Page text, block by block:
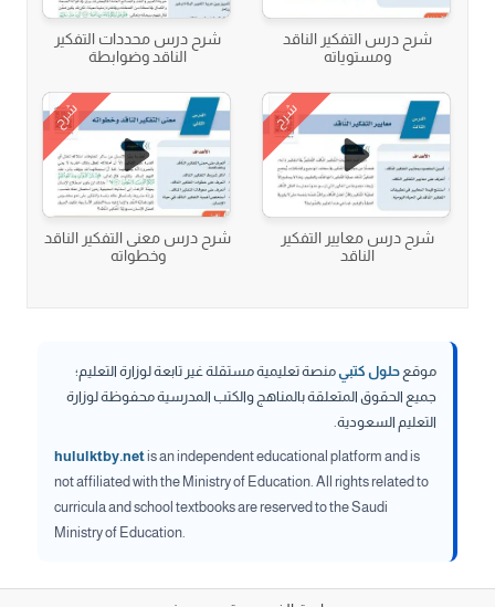
شرح درس التفكير الناقد
ومستوياته
شرح درس محددات التفكير
الناقد وضوابطة
شرح
شرح درس معايير التفكير
الناقد
شرح
شرح درس معنى التفكير الناقد
وخطواته
موقع حلول كتبيمنصة تعليمية مستقلة غير تابعة لوزارة التعليم؛
جميع الحقوق المتعلقة بالمناهج والكتب المدرسية محفوظة لوزارة
التعليم السعودية.
hululktby.netis an independent educational platform and is
not affiliated with the Ministry of Education. All rights related to
curricula and school textbooks are reserved to the Saudi
Ministry of Education.